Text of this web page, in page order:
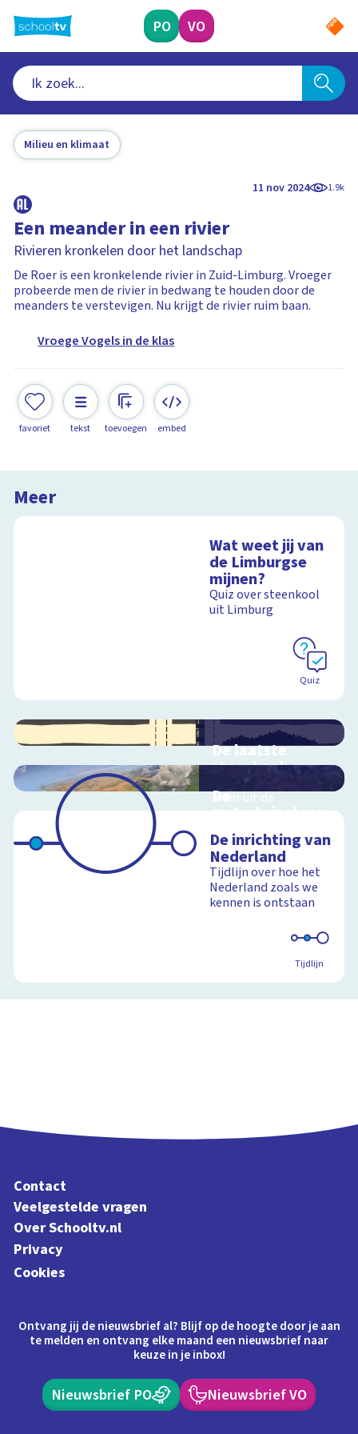
naar
hoofdinhoud
PO VO
Milieu en klimaat
11 nov 2024 1.9k
Een meander in een rivier
Rivieren kronkelen door het landschap
De Roer is een kronkelende rivier in Zuid-Limburg. Vroeger
probeerde men de rivier in bedwang te houden door de
meanders te verstevigen. Nu krijgt de rivier ruim baan.
Vroege Vogels in de klas
favoriet tekst toevoegen embed
Meer
Wat weet jij van
de Limburgse
mijnen?
Quiz over steenkool
uit Limburg
Quiz
De laatste
steenkool
Geen zwart goud
meer uit de
Limburgse
Schoolplaat
De
waterkringloop
schoolplaat over de
cyclus van water op
aarde
Schoolplaat
De inrichting van
Nederland
Tijdlijn over hoe het
Nederland zoals we
kennen is ontstaan
Tijdlijn
Contact
Veelgestelde vragen
Over Schooltv.nl
Privacy
Cookies
Ontvang jij de nieuwsbrief al? Blijf op de hoogte door je aan
te melden en ontvang elke maand een nieuwsbrief naar
keuze in je inbox!
Nieuwsbrief PO Nieuwsbrief VO